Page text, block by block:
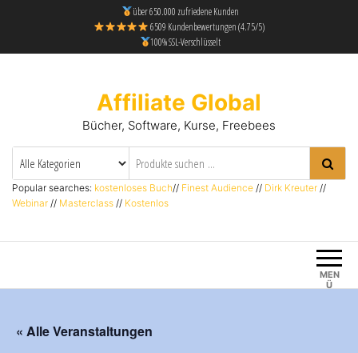
über 650.000 zufriedene Kunden
6509 Kundenbewertungen (4.75/5)
100% SSL-Verschlüsselt
Affiliate Global
Bücher, Software, Kurse, Freebees
Popular searches: kostenloses Buch// Finest Audience // Dirk Kreuter //
Webinar // Masterclass // Kostenlos
MEN
Ü
« Alle Veranstaltungen